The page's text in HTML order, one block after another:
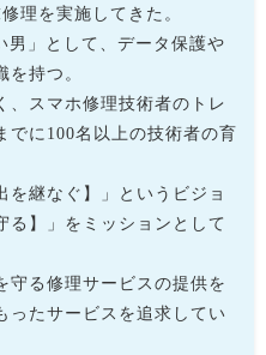
理を実施してきた。
男」として、データ保護や
持つ。
、スマホ修理技術者のトレ
でに100名以上の技術者の育
を継なぐ】」というビジョ
る】」をミッションとして
守る修理サービスの提供を
ったサービスを追求してい